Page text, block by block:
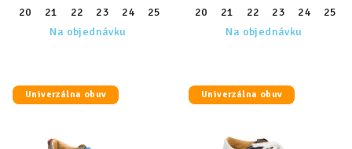
20 21 22 23 24 25 27 28 29 30 31
32
Na objednávku
20 21 22 23 24 25
Na objednávku
Univerzálna obuv Univerzálna obuv